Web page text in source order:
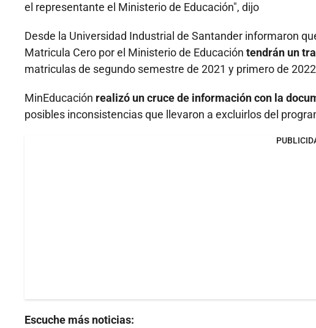
el representante el Ministerio de Educación", dijo
Desde la Universidad Industrial de Santander informaron
Matricula Cero por el Ministerio de Educación tendrán un
matriculas de segundo semestre de 2021 y primero de
MinEducación realizó un cruce de información con la
posibles inconsistencias que llevaron a excluirlos del
Escuche más noticias: